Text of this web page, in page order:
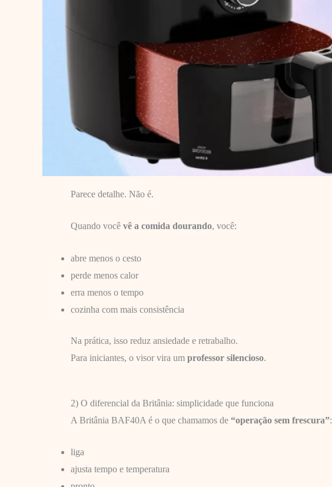
Parece detalhe. Não é.
Quando você vê a comida dourando, você:
abre menos o cesto
perde menos calor
erra menos o tempo
cozinha com mais consistência
Na prática, isso reduz ansiedade e retrabalho.
Para iniciantes, o visor vira um professor silencioso.
2) O diferencial da Britânia: simplicidade que funciona
A Britânia BAF40A é o que chamamos de “operação sem frescura”:
liga
ajusta tempo e temperatura